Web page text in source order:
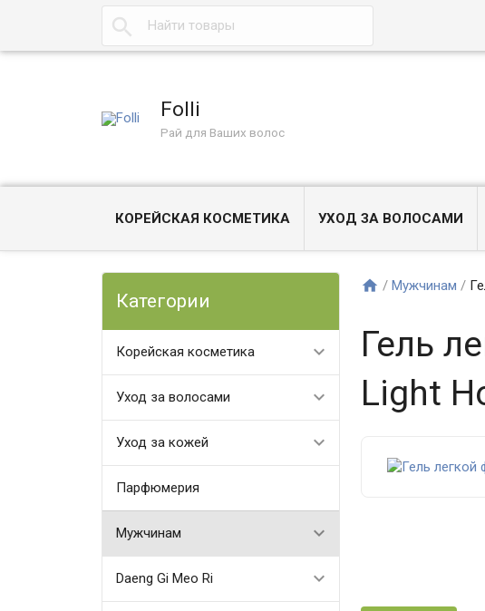
Folli
Рай для Ваших волос
КОРЕЙСКАЯ КОСМЕТИКА УХОД ЗА ВОЛОСАМИ
Категории
Корейская косметика
Уход за волосами
Уход за кожей
Парфюмерия
Мужчинам
Daeng Gi Meo Ri
/ Мужчинам /
Гель
Light